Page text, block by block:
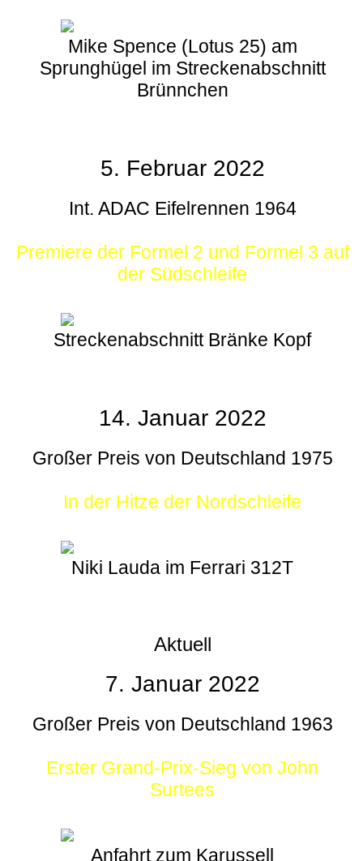
Mike Spence (Lotus 25) am
Sprunghügel im Streckenabschnitt
Brünnchen
5. Februar 2022
Int. ADAC Eifelrennen 1964
Premiere der Formel 2 und Formel 3 auf
der Südschleife
Streckenabschnitt Bränke Kopf
14. Januar 2022
Großer Preis von Deutschland 1975
In der Hitze der Nordschleife
Niki Lauda im Ferrari 312T
Aktuell
7. Januar 2022
Großer Preis von Deutschland 1963
Erster Grand-Prix-Sieg von John
Surtees
Anfahrt zum Karussell